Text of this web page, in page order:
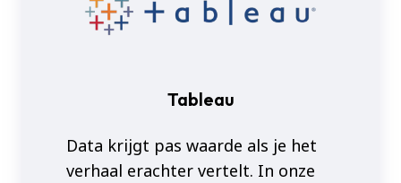
Tableau
Data krijgt pas waarde als je het
verhaal erachter vertelt. In onze